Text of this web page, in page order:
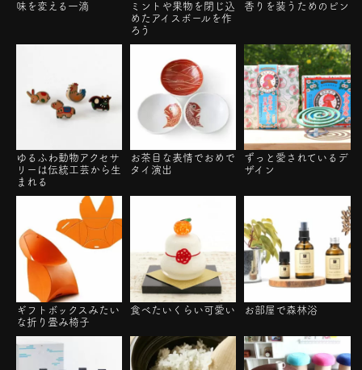
味を変える一滴
ミントや果物を閉じ込
めたアイスボールを作
ろう
香りを装うためのピン
ゆるふわ動物アクセサ
リーは伝統工芸から生
まれる
お茶目な表情でおめで
タイ演出
ずっと愛されているデ
ザイン
ギフトボックスみたい
な折り畳み椅子
食べたいくらい可愛い お部屋で森林浴